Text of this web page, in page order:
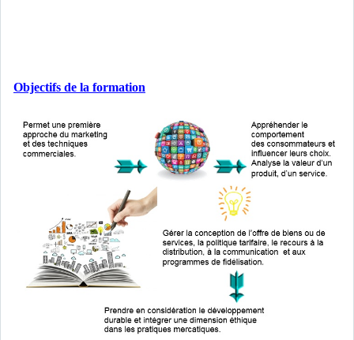
Objectifs de la formation